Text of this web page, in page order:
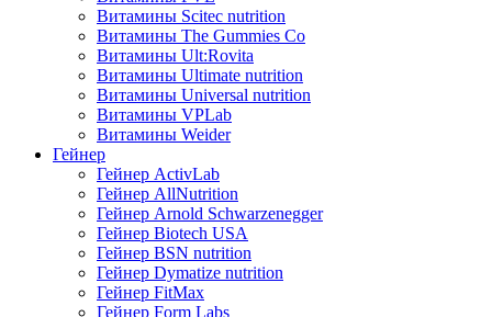
Витамины Scitec nutrition
Витамины The Gummies Co
Витамины Ult:Rovita
Витамины Ultimate nutrition
Витамины Universal nutrition
Витамины VPLab
Витамины Weider
Гейнер
Гейнер ActivLab
Гейнер AllNutrition
Гейнер Arnold Schwarzenegger
Гейнер Biotech USA
Гейнер BSN nutrition
Гейнер Dymatize nutrition
Гейнер FitMax
Гейнер Form Labs